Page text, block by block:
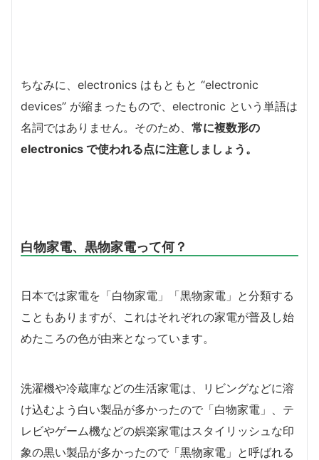
ちなみに、electronics はもともと “electronic
devices” が縮まったもので、electronic という単語は
名詞ではありません。そのため、 常に複数形の
electronics で使われる点に注意しましょう。
白物家電、黒物家電って何？
日本では家電を「白物家電」「黒物家電」と分類する
こともありますが、これはそれぞれの家電が普及し始
めたころの色が由来となっています。
洗濯機や冷蔵庫などの生活家電は、リビングなどに溶
け込むよう白い製品が多かったので「白物家電」、テ
レビやゲーム機などの娯楽家電はスタイリッシュな印
象の黒い製品が多かったので「黒物家電」と呼ばれる